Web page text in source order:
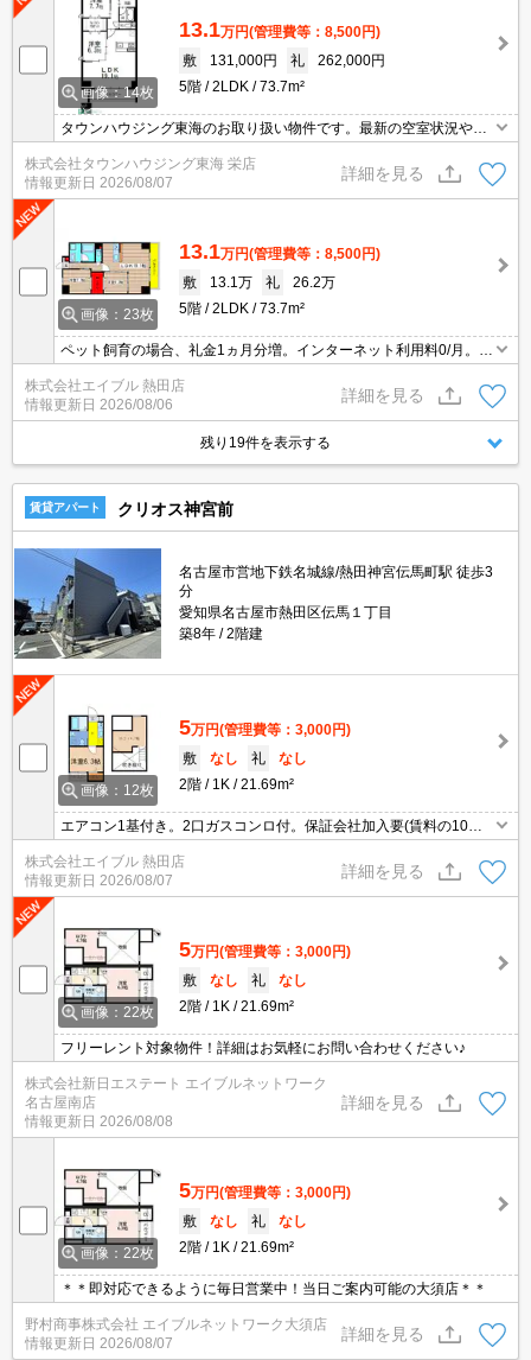
画像：14枚
13.1万円(管理費等：8,500円)
敷
131,000円 礼
262,000円
5階
2LDK 73.7m²
タウンハウジング東海のお取り扱い物件です。最新の空室状況やの
株式会社タウンハウジング東海 栄店
情報更新日 2026/08/07
詳細を見る
画像：23枚
13.1万円(管理費等：8,500円)
敷
13.1万 礼
26.2万
5階
2LDK 73.7m²
ペット飼育の場合、礼金1ヵ月分増。インターネット利用料0/月。宅
き。システムキッチン。TVインターホン付き。浴室乾燥機付。
株式会社エイブル 熱田店
情報更新日 2026/08/06
詳細を見る
残り19件を表示する
賃貸アパート クリオス神宮前
名古屋市営地下鉄名城線/熱田神宮伝馬町駅 徒歩3
分
愛知県名古屋市熱田区伝馬１丁目
築8年
2階建
画像：12枚
5万円(管理費等：3,000円)
敷
なし 礼
なし
2階
1K 21.69m²
エアコン1基付き。2口ガスコンロ付。保証会社加入要(賃料の10
株式会社エイブル 熱田店
情報更新日 2026/08/07
詳細を見る
画像：22枚
5万円(管理費等：3,000円)
敷
なし 礼
なし
2階
1K 21.69m²
フリーレント対象物件！詳細はお気軽にお問い合わせください♪
株式会社新日エステート エイブルネットワーク
名古屋南店
情報更新日 2026/08/08
詳細を見る
画像：22枚
5万円(管理費等：3,000円)
敷
なし 礼
なし
2階
1K 21.69m²
＊＊即対応できるように毎日営業中！当日ご案内可能の大須店＊＊
野村商事株式会社 エイブルネットワーク大須店
情報更新日 2026/08/07
詳細を見る